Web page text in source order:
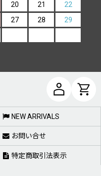
20 21
22
27 28
29
NEW ARRIVALS
お問い合せ
特定商取引法表示